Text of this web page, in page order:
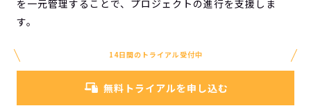
を一元管理することで、プロジェクトの進行を支援しま
す。
14日間のトライアル受付中
無料トライアルを申し込む